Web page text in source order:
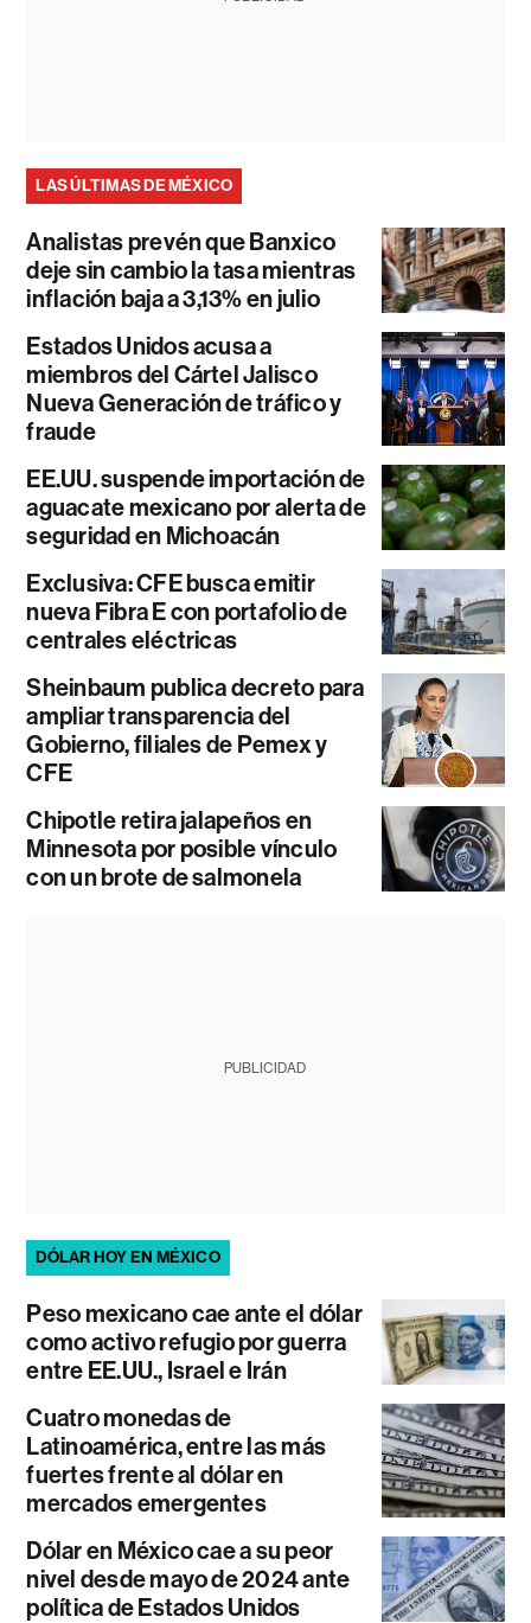
LAS ÚLTIMAS DE MÉXICO
Analistas prevén que Banxico
deje sin cambio la tasa mientras
inflación baja a 3,13% en julio
Estados Unidos acusa a
miembros del Cártel Jalisco
Nueva Generación de tráfico y
fraude
EE.UU. suspende importación de
aguacate mexicano por alerta de
seguridad en Michoacán
Exclusiva: CFE busca emitir
nueva Fibra E con portafolio de
centrales eléctricas
Sheinbaum publica decreto para
ampliar transparencia del
Gobierno, filiales de Pemex y
CFE
Chipotle retira jalapeños en
Minnesota por posible vínculo
con un brote de salmonela
PUBLICIDAD
DÓLAR HOY EN MÉXICO
Peso mexicano cae ante el dólar
como activo refugio por guerra
entre EE.UU., Israel e Irán
Cuatro monedas de
Latinoamérica, entre las más
fuertes frente al dólar en
mercados emergentes
Dólar en México cae a su peor
nivel desde mayo de 2024 ante
política de Estados Unidos